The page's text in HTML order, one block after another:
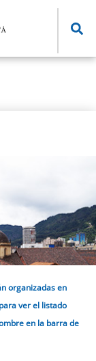
organizadas en
ver el listado
en la barra de